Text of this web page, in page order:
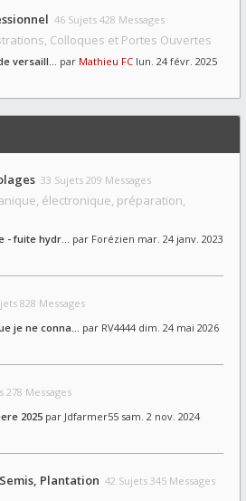
46 Sujets 428 Messages
Colloques et Portes Ouvertes
versaill… par Mathieu FC lun. 24 févr. 2025
33 Sujets 209 Messages
électronique, préparation,
- fuite hydr… par Forézien mar. 24 janv. 2023
828 Messages
je ne conna… par RV4444 dim. 24 mai 2026
278 Messages
2025 par Jdfarmer55 sam. 2 nov. 2024
Plantation 42 Sujets 345 Messages